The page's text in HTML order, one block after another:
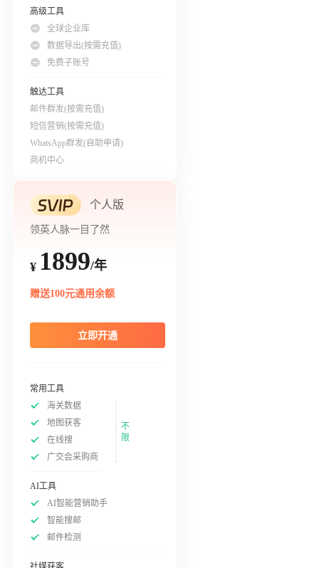
高级工具
全球企业库
数据导出(按需充值)
免费子账号
触达工具
邮件群发(按需充值)
短信营销(按需充值)
WhatsApp群发(自助申请)
商机中心
个人版
领英人脉一目了然
¥ 1899/年
赠送100元通用余额
立即开通
常用工具
海关数据
地图获客
在线搜
广交会采购商
不
限
AI工具
AI智能营销助手
智能搜邮
邮件检测